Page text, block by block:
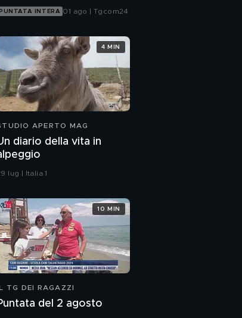
emotivi e minori
PUNTATA INTERA 01 ago | Tgcom24
APERTO MAG
diario della vita in
lug | Italia 1
4 MIN
TG DEI RAGAZZI
del 2 agosto
10 MIN